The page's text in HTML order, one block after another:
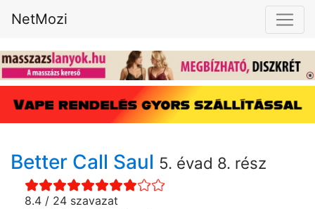
NetMozi
Better Call Saul 5. évad 8. rész
8.4 / 24 szavazat